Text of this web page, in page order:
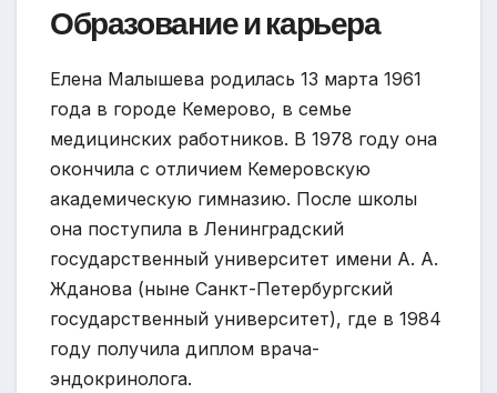
Образование и карьера
Елена Малышева родилась 13 марта 1961
года в городе Кемерово, в семье
медицинских работников. В 1978 году она
окончила с отличием Кемеровскую
академическую гимназию. После школы
она поступила в Ленинградский
государственный университет имени А. А.
Жданова (ныне Санкт-Петербургский
государственный университет), где в 1984
году получила диплом врача-
эндокринолога.